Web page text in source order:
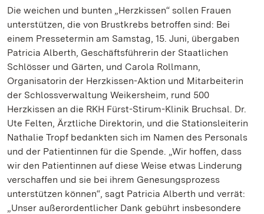
Die weichen und bunten „Herzkissen“ sollen Frauen
unterstützen, die von Brustkrebs betroffen sind: Bei
einem Pressetermin am Samstag, 15. Juni, übergaben
Patricia Alberth, Geschäftsführerin der Staatlichen
Schlösser und Gärten, und Carola Rollmann,
Organisatorin der Herzkissen-Aktion und Mitarbeiterin
der Schlossverwaltung Weikersheim, rund 500
Herzkissen an die RKH Fürst-Stirum-Klinik Bruchsal. Dr.
Ute Felten, Ärztliche Direktorin, und die Stationsleiterin
Nathalie Tropf bedankten sich im Namen des Personals
und der Patientinnen für die Spende. „Wir hoffen, dass
wir den Patientinnen auf diese Weise etwas Linderung
verschaffen und sie bei ihrem Genesungsprozess
unterstützen können“, sagt Patricia Alberth und verrät:
„Unser außerordentlicher Dank gebührt insbesondere